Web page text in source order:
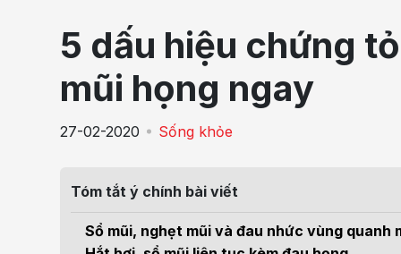
Cơ xương khớp
Giáo dục sức khỏe
Tầm soát ung thư
Điện quang can thiệp
5 dấu hiệu chứng
mũi họng ngay
27-02-2020 Sống khỏe
Tóm tắt ý chính bài viết
Sổ mũi, nghẹt mũi và đau nhức vùng quanh